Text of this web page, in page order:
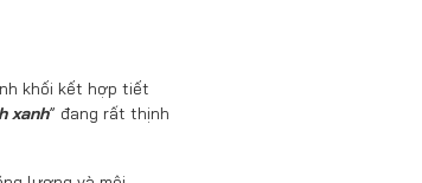
khối kết hợp tiết
xanh” đang rất thịnh